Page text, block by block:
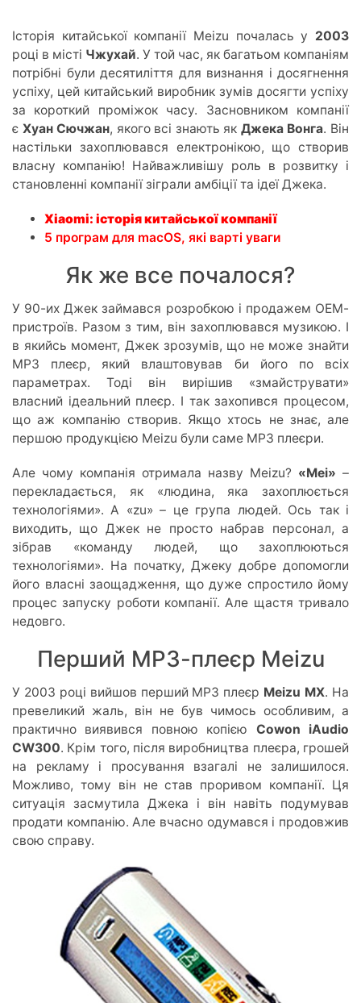
Історія китайської компанії Meizu почалась у 2003
році в місті Чжухай. У той час, як багатьом компаніям
потрібні були десятиліття для визнання і досягнення
успіху, цей китайський виробник зумів досягти успіху
за короткий проміжок часу. Засновником компанії
є Хуан Сючжан, якого всі знають як Джека Вонга. Він
настільки захоплювався електронікою, що створив
власну компанію! Найважливішу роль в розвитку і
становленні компанії зіграли амбіції та ідеї Джека.
Xiaomi: історія китайської компанії
5 програм для macOS, які варті уваги
Як же все почалося?
У 90-их Джек займався розробкою і продажем ОЕМ-
пристроїв. Разом з тим, він захоплювався музикою. І
в якийсь момент, Джек зрозумів, що не може знайти
MP3 плеєр, який влаштовував би його по всіх
параметрах. Тоді він вирішив «змайструвати»
власний ідеальний плеєр. І так захопився процесом,
що аж компанію створив. Якщо хтось не знає, але
першою продукцією Meizu були саме МР3 плеєри.
Але чому компанія отримала назву Meizu? «Mei» –
перекладається, як «людина, яка захоплюється
технологіями». А «zu» – це група людей. Ось так і
виходить, що Джек не просто набрав персонал, а
зібрав «команду людей, що захоплюються
технологіями». На початку, Джеку добре допомогли
його власні заощадження, що дуже спростило йому
процес запуску роботи компанії. Але щастя тривало
недовго.
Перший МР3-плеєр Meizu
У 2003 році вийшов перший МР3 плеєр Meizu МХ. На
превеликий жаль, він не був чимось особливим, а
практично виявився повною копією Cowon iAudio
CW300. Крім того, після виробництва плеєра, грошей
на рекламу і просування взагалі не залишилося.
Можливо, тому він не став проривом компанії. Ця
ситуація засмутила Джека і він навіть подумував
продати компанію. Але вчасно одумався і продовжив
свою справу.